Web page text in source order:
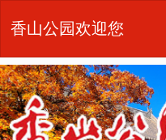
香山公园欢迎您